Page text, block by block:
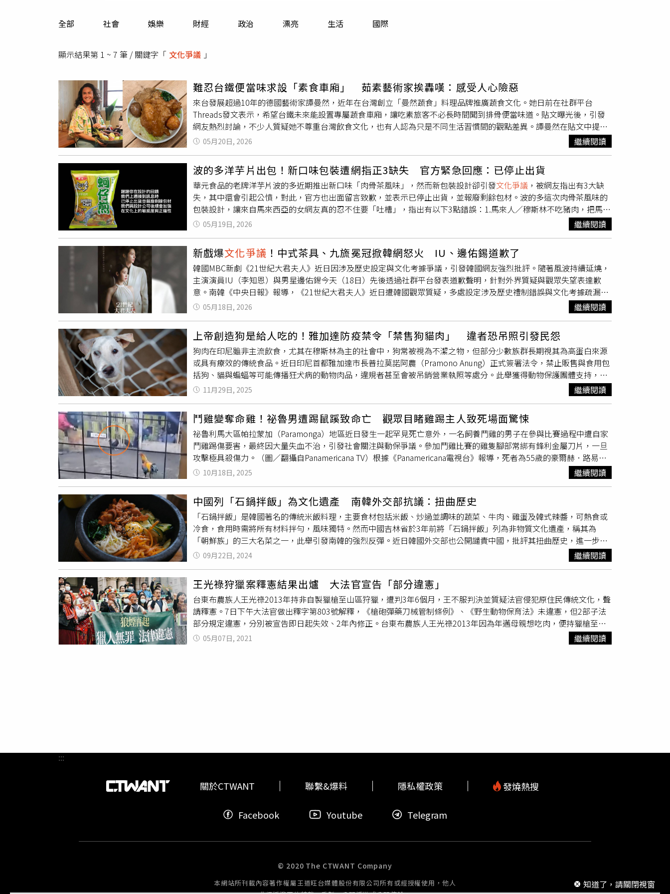
運勢
全部 社會 娛樂 財經 政治 漂亮 生活 國際
顯示結果第 1 ~ 7 筆 / 關鍵字「 文化爭議 」
難忍台鐵便當味求設「素食車廂」 茹素藝術家挨轟嘆：感受人心險惡
來台發展超過10年的德國藝術家譚曼然，近年在台灣創立「曼然蔬食」料理品牌推廣蔬食文化。她日前在社群平台
Threads發文表示，希望台鐵未來能設置專屬蔬食車廂，讓吃素旅客不必長時間聞到排骨便當味道。貼文曝光後，引發
網友熱烈討論，不少人質疑她不尊重台灣飲食文化，也有人認為只是不同生活習慣間的觀點差異。譚曼然在貼文中提
到，自己每次搭乘台鐵時，都會自備蔬食便當，同時也萌生一個想法，希望台鐵能規劃專屬蔬食車廂，讓蔬食者可以更
舒適地旅行，「不用在車上忍受好幾個小時的排骨便當味道」。相關言論曝光後，迅速在網路上掀起論戰。許多網友認
為，台鐵排骨便當早已成為台灣代表性的鐵道文化之一，因此對譚曼然的說法感到不滿，「吃素吃出優越感來了」、
「真的不要怪大家覺得吃素的人就是難搞欸，你吃素要求吃葷的不能坐你旁邊，我也覺得生菜的味道很臭是不是可以請
他離開」、「說吃素帶來正能量，卻反過來批評台灣飲食文化」、「今天她如果是泛指所有葷食可能還不會被噴爛，但
她指定臺鐵排骨便當來開噴，就是攻擊到了臺灣幾代人的共同記憶與情懷」。另外，有網友在貼文中留言表示，雖然台
灣人普遍對外國人友善，但譚曼然提出的議題容易引發爭議，可能會受到不小攻擊。對此，譚曼然回應來台灣10幾年
了，「第一次感受到人心險惡，但我能忍受」，再度引爆網友怒火。譚曼然目前已將貼文刪除，將Threads頁面轉為不
外，也有部分網友質疑譚曼然在台灣的工作資格與居留身分，懷疑她是否具備合法工作簽證，
以及能否在台灣經營生意。對此，譚曼然則親自回應，強調自己目前「合法登記、合法居留、合法工作」，並未有違法
問題。譚曼然貼文惹怒大批網友。（圖／翻攝Threads／＠manran_vegan_artist）譚曼然的說法令網友感到不滿。（圖
／翻攝Threads／＠manran_vegan_artist）
05月20日, 2026 繼續閱讀
波的多洋芋片出包！新口味包裝遭網指正3缺失 官方緊急回應：已停止出貨
華元食品的老牌洋芋片波的多近期推出新口味「肉骨茶風味」，然而新包裝設計卻引發文化爭議 ，被網友指出有3大缺
失，其中還會引起公憤，對此，官方也出面留言致歉，並表示已停止出貨，並報廢剩餘包材。波的多這次肉骨茶風味的
包裝設計，讓來自馬來西亞的女網友真的忍不住要「吐槽」，指出有以下3點錯誤：1.馬來人／穆斯林不吃豬肉，把馬來
人傳統服裝放在肉骨茶旁邊，看來是不懂「清真」為何物2.肉骨茶加香菜，跟火鍋加芋頭一樣無法接受3.把SG（新加
坡）魚尾獅加進來，這絕對會引起MY（馬來西亞）人的公憤（肉骨茶和胡椒湯是不一樣的）貼文一出立即引發熱議，波
的多蚵仔煎洋芋片官方小編也在底下留言致歉，表示：「謝謝你在設計的回饋，我們上週接到訊息時，已停止出貨並報
廢剩餘包材，我們與設計公司後續會加強在文化上的敏感度與正確性。」官方的回應讓許多網友都持正面態度，提到
「天啊蚵仔煎你真好」、「小編救火好及時」、「所以有買到第一版包裝的你各位，不要把袋子丟掉，那些可都是限量
絕版品」，該名女網友也表示「謝謝小編守住肉骨茶的尊嚴」。
05月19日, 2026 繼續閱讀
新戲爆文化爭議 ！中式茶具、九旒冕冠掀韓網怒火 IU、邊佑錫道歉了
韓國MBC新劇《21世紀大君夫人》近日因涉及歷史設定與文化考據爭議，引發韓國網友強烈批評。隨著風波持續延燒，
主演演員IU（李知恩）與男星邊佑錫今天（18日）先後透過社群平台發表道歉聲明，針對外界質疑與觀眾失望表達歉
意。南韓《中央日報》報導，《21世紀大君夫人》近日遭韓國觀眾質疑，多處設定涉及歷史禮制錯誤與文化考據疏漏。
其中，邊佑錫飾演的「理安大君」登基戲碼中，角色佩戴象徵藩屬國等級的「九旒冕冠」，群臣更高喊「千歲、千千
歲」，遭外界質疑此舉形同將韓國描繪成中國附屬國，引發民族歷史敏感爭議。此外，IU在劇中的泡茶場景也掀起討
論。有觀眾指出，劇中使用的茶具疑似購自中國淘寶，整體造型偏向中國傳統風格，連泡茶手法也被認為更接近中國茶
藝，而非韓國傳統茶禮，因此遭質疑製作團隊在文化細節考據上不夠嚴謹，進一步點燃韓網怒火。對此，飾演女主角
「成熙珠」的IU在Instagram發文表示，身為作品主演，未能展現更有責任感的態度，讓許多觀眾感到失望，自己感到
非常抱歉，也坦言心情十分沉重。她透露，這幾天已仔細閱讀觀眾留言與批評，並深刻反省自己在面對劇中歷史考據問
題時，沒有進行更深入思考便投入演出。IU表示，《21世紀大君夫人》是一部以韓國歷史文化為基礎、試圖展現傳統美
感的作品，因此身為演員，本應更加謹慎閱讀劇本並做好功課，但自己卻未能及早察覺問題，「這點讓我感到羞愧」。
她也向支持作品的觀眾致謝，並承諾未來會以更慎重、更負責的態度面對每一部作品。同日，飾演「理安大君」的邊佑
錫也公開親筆道歉信。他表示，這個週末一直擔心自己的言行是否會造成更多傷害，因此決定親自向觀眾致歉。他坦
承，在拍攝與演出的過程中，對作品所承載的歷史脈絡、文化意義，以及觀眾可能產生的觀感，思考得不夠周全。邊佑
錫指出，透過觀眾的批評與意見，讓自己重新反省作為演員的責任，不僅是完成角色演出，更必須理解作品可能傳遞的
訊息與社會影響。他強調，未來會以更成熟、更加深思熟慮的態度投入作品，避免類似情況再次發生。
05月18日, 2026 繼續閱讀
上帝創造狗是給人吃的！雅加達防疫禁令「禁售狗貓肉」 違者恐吊照引發民怨
狗肉在印尼雖非主流飲食，尤其在穆斯林為主的社會中，狗常被視為不潔之物，但部分少數族群長期視其為高蛋白來源
或具有療效的傳統食品。近日印尼首都雅加達市長普拉莫諾阿農（Pramono Anung）正式簽署法令，禁止販售與食用包
括狗、貓與蝙蝠等可能傳播狂犬病的動物肉品，違規者甚至會被吊銷營業執照等處分。此舉獲得動物保護團體支持，但
也引發部分民眾強烈反彈。雅加達市長普拉莫諾簽署禁令，禁止販售與食用狂犬病傳播動物。綜合《法新社》
（AFP）、《Mathrubhumi English》與《海峽時報》（The Straits Times）報導，普拉莫諾阿農於11月24日正式簽署法
令，市府表示，禁令適用範圍包括活體動物、肉品以及各類加工或非加工產品，禁止一切與食用目的相關的活動。雅加
達食品韌性與農業局局長席達巴洛克（Hasudungan Sidabalok）指出，目前市面上仍有19間餐廳與兩處屠宰場涉入狗
肉交易，而這些行為將列為執法重點。該禁令自公告起設有六個月緩衝期，未來違規者將面臨書面警告，甚至吊銷營業
執照等處分。狗肉料理在特定族群間被視為傳統佳餚，但風險與爭議並存。普拉莫諾強調，這項政策不僅是防疫考量，
也符合印尼憲法保障全民健康與文明發展的精神。動保團體「印尼拒吃狗肉聯盟」（Dog Meat Free Indonesia，簡稱
DMFI）對此表達高度肯定，稱此舉是「朝正確方向邁進的一大步」。該聯盟援引世界衛生組織資料指出，印尼每年仍有
數十人死於狂犬病，光是2025年初至3月間，就已有25人因此病喪命。狗肉在印尼並非全國普遍飲食，但在部分族群與
地區中，仍被視為具有療效的傳統食物，甚至有人認為對抗登革熱有幫助。根據2021年一項民調，有93％印尼人支持全
國禁止狗肉交易，但反對聲浪依然存在，像是36歲的阿爾芬多胡塔高（Alfindo Hutagaol）接受法新社採訪時直言：
「上帝創造狗就是讓人吃的，不要只看負面，也要看到它的好處。」43歲的桑古薩卡拉（Sunggul Sagala）則強調，吃
狗肉是長久以來的傳統，「不能突然就要消滅掉。」目前印尼尚未有全國層級法律明文禁止狗、貓肉食用，但2018年農
業部曾發布指引，將狗肉排除在「食品」分類之外。部分地區如中爪哇的三寶瓏市，已率先實施地方法令，查緝非法屠
宰與販售行為。有網友與餐廳業者透露，禁令生效前，狗肉交易已逐漸轉為地下，價格高於牛肉，並以私下聯絡、無店
面販售為主。餐廳業者也擔憂，未來飼養犬隻的商家可能轉向非法來源，例如捕捉流浪狗。此項禁令在印尼引發激烈討
論，支持者以公共衛生與動物權益為由表態贊同，反對者則憂心傳統文化遭抹煞，或導致黑市交易擴大。如何在政策執
行與文化多樣性間取得平衡，將是雅加達市府面臨的最大挑戰之一。狗肉食用在印尼屬
（圖／翻攝自X，@channelstv）
11月29日, 2025 繼續閱讀
鬥雞變奪命雞！祕魯男遭踢鼠蹊致命亡 觀眾目睹雞踢主人致死場面驚悚
祕魯利馬大區帕拉蒙加（Paramonga）地區近日發生一起罕見死亡意外，一名飼養鬥雞的男子在參與比賽過程中遭自家
鬥雞踢傷要害，最終因大量失血不治，引發社會關注與動保爭議。參加鬥雞比賽的雞隻腳部常綁有鋒利金屬刀片，一旦
攻擊極具殺傷力。（圖／翻攝自Panamericana TV）根據《Panamericana電視台》報導，死者為55歲的豪爾赫．路易
斯．卡斯蒂略．科爾索（Jorge Luis Castillo Corzo），長年參與鬥雞競技。事故發生於10月13日晚間，他在一處偏遠
場地準備讓自家鬥雞上場比賽時，遭其中一隻腳上已綁有鋒利「鬥雞刀片」的鬥雞突襲，直接攻擊其鼠蹊部。現場目擊
者表示，傷口深及主要血管，卡斯蒂略瞬間大量失血。由於比賽場地未設置任何緊急醫療設備，也無救護人員待命，錯
失搶救黃金時間。雖然隨即送往「7 de Junio」醫療中心，仍宣告不治。目前當局正針對比賽場地合法性展開調查。報
導指出，帕拉蒙加及周邊「北小區」地區如華拉爾（Huaral）一帶，鬥雞活動盛行，場地多選擇設在遠離市區的私人用
地，避開官方監管與檢查。根據當地媒體指出，許多鬥雞賽事未經申報，缺乏基本安全與醫療措施，卻因投注金額高、
觀眾熱情踴躍而屢屢吸引人潮。獎金甚至高達10萬索爾（約新台幣80萬元），顯示其背後隱藏龐大利益網絡。儘管爭議
不斷，祕魯國會文化委員會於2024年12月通過決議，將鬥牛與鬥雞活動列為「文化遺產」，強調其歷史根源與在地傳
統。該決議要求文化部登錄、保護並推廣此類活動，並納入地方慶典與觀光資源規劃。然而，反對聲音亦未缺席。國會
議員蘇瑟爾．帕雷德斯（Susel Paredes）公開表態反對此舉，批評決策罔顧動物福利與人身安全，強調將持續推動限制
相關活動。過去，印度亦曾發生鬥雞攻擊主人致死事件，顯示這類傳統娛樂在缺乏安全控管下，潛藏嚴重風險。
10月18日, 2025 繼續閱讀
中國列「石鍋拌飯」為文化遺產 南韓外交部抗議：扭曲歷史
「石鍋拌飯」是韓國著名的傳統米飯料理，主要食材包括米飯、炒過並調味的蔬菜、牛肉、雞蛋及韓式辣醬，可熱食或
冷食，食用時需將所有材料拌勻，風味獨特。然而中國吉林省於3年前將「石鍋拌飯」列為非物質文化遺產，稱其為
「朝鮮族」的三大名菜之一，此舉引發南韓的強烈反彈。近日韓國外交部也公開譴責中國，批評其扭曲歷史，進一步加
劇兩國間的 文化爭議
。根據韓媒《韓國日報》報導，中國東北的吉林省政府於2021年12月在其官方網站上公佈了第五批
「省級非物質文化遺產」名單，並將石鍋拌飯食譜列入了名單。當時發布的文件中，包括了「朝鮮石鍋拌飯食譜」，而
推薦石鍋拌飯成為省級文化遺產的地方是吉林省延邊朝鮮族自治州。此外，用米製作的年糕食譜，如大麥年糕，也被登
記為吉林省非物質文化遺產。消息近日曝光後，引發韓國網友與外交部官員的強烈反應。韓國外交部強調，歷史與文化
認同對韓國人至關重要，並堅決否定中國扭曲歷史的企圖。韓方官員表示，韓國外交部一直要求中國正視這些文化認同
問題，尤其是吉林省的行為，避免對兩國的友好關係產生負面影響。報導中也指出，根據中國政府2011年頒布的《非物
質文化遺產法》，各地方政府可向中央政府申請將省級非物質文化遺產提升為國家級非物質文化遺產。中國政府將韓國
傳統文化定為地方政府層級以外的國家文化遺產的例子很多，並聲稱其起源於中國少數民族。《韓國日報》對中國「非
物質文化遺產網」公佈的國家級非物質文化遺產名錄進行分析後發現，2000年代以來至少有17項是韓國的非物質文化遺
09月22日, 2024 繼續閱讀
王光祿狩獵案釋憲結果出爐 大法官宣告「部分違憲」
台東布農族人王光祿2013年持非自製獵槍至山區狩獵，遭判3年6個月，王不服判決並質疑法官侵犯原住民傳統文化，聲
請釋憲。7日下午大法官做出釋字第803號解釋，《槍砲彈藥刀械管制條例》、《野生動物保育法》未違憲，但2部子法
部分規定違憲，分別被宣告即日起失效、2年內修正。台東布農族人王光祿2013年因為年邁母親想吃肉，便持獵槍至山
區打獵，獵到一頭山羌、一頭長鬃山羊後被警方逮捕，檢方依違反《槍砲彈藥刀械管制條例》、《野生動物保育法》將
，前檢察總長顏大和認為本案有
05月07日, 2021 繼續閱讀
知道了，請關閉視窗
:::
關於CTWANT 聯繫&爆料 隱私權政策 發燒熱搜
Facebook Youtube Telegram
© 2020 The CTWANT Company
本網站所刊載內容著作權屬王道旺台媒體股份有限公司所有或經授權使用，他人